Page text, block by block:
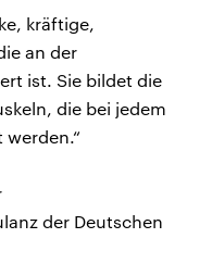
kräftige,
an der
ist. Sie bildet die
die bei jedem
der Deutschen